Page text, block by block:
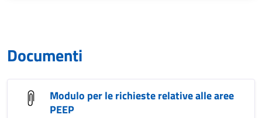
Documenti
Modulo per le richieste relative alle aree
PEEP